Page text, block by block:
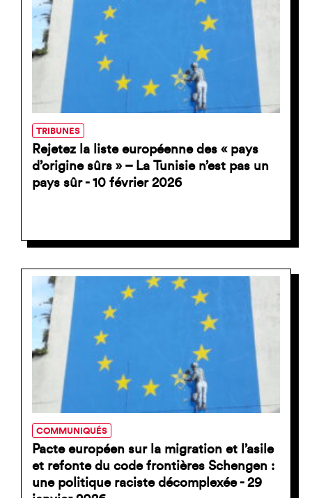
TRIBUNES
Rejetez la liste européenne des « pays
d’origine sûrs » – La Tunisie n’est pas un
pays sûr - 10 février 2026
COMMUNIQUÉS
Pacte européen sur la migration et l’asile
et refonte du code frontières Schengen :
une politique raciste décomplexée - 29